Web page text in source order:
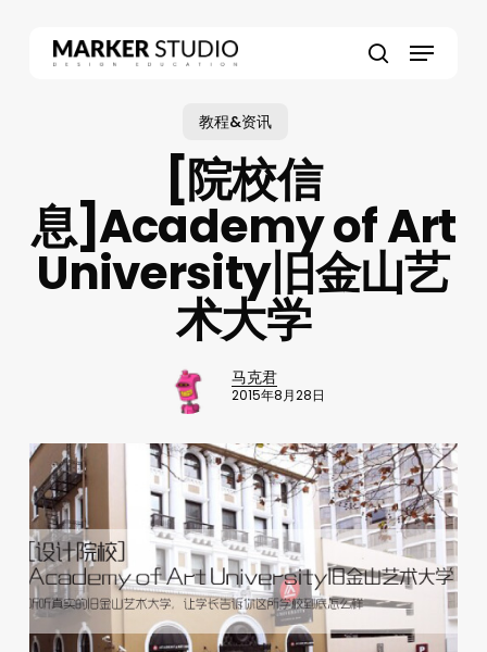
Menu
教程&资讯
[院校信
息]Academy of Art
University旧金山艺
术大学
马克君
2015年8月28日